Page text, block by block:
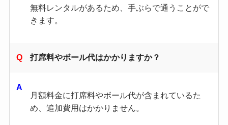
無料レンタルがあるため、手ぶらで通うことがで
きます。
打席料やボール代はかかりますか？
月額料金に打席料やボール代が含まれているた
め、追加費用はかかりません。 ​